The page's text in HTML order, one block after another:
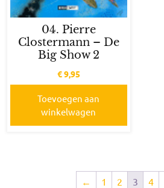
04. Pierre
Clostermann – De
Big Show 2
€9,95
Toevoegen aan
winkelwagen
← 1 2 3 4